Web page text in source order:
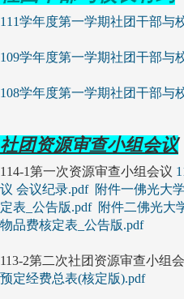
111学年度第一学期社团干部与
109学年度第一学期社团干部与
108学年度第一学期社团干部与
社团资源审查小组会议
114-1第一次资源审查小组会议
议 会议纪录.pdf 附件一佛光大
定表_公告版.pdf 附件二佛光大
物品费核定表_公告版.pdf
113-2第二次社团资源审查小组
预定经费总表(核定版).pdf